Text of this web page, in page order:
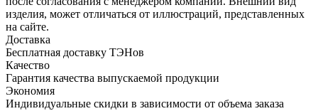
кВт,
L375мм,
3401387i
изделия, может отличаться от иллюстраций, представленных
на сайте.
Доставка
Бесплатная доставку ТЭНов
Качество
Гарантия качества выпускаемой продукции
Экономия
Индивидуальные скидки в зависимости от объема заказа